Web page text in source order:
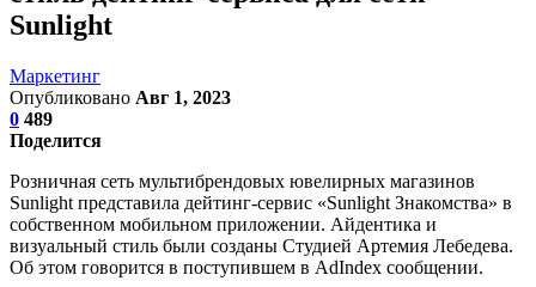
Sunlight
Маркетинг
Опубликовано Авг 1, 2023
0 489
Поделится
Розничная сеть мультибрендовых ювелирных магазинов
Sunlight представила дейтинг-сервис «Sunlight Знакомства» в
собственном мобильном приложении. Айдентика и
визуальный стиль были созданы Студией Артемия Лебедева.
Об этом говорится в поступившем в AdIndex сообщении.